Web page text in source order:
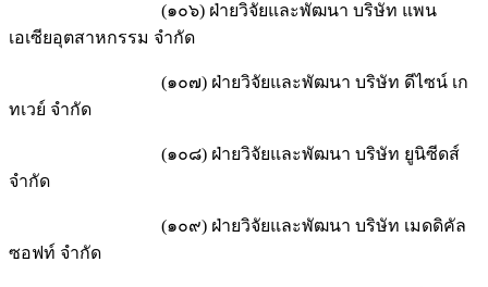
(๑๐๖) ฝ่ายวิจัยและพัฒนา บริษัท แพน
เอเซียอุตสาหกรรม จำกัด
(๑๐๗) ฝ่ายวิจัยและพัฒนา บริษัท ดีไซน์ เก
ทเวย์ จำกัด
(๑๐๘) ฝ่ายวิจัยและพัฒนา บริษัท ยูนิซีดส์
จำกัด
(๑๐๙) ฝ่ายวิจัยและพัฒนา บริษัท เมดดิคัล
ซอฟท์ จำกัด